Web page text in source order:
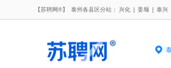
【苏聘网®】 泰州各县区分站： 兴化 姜堰 泰兴